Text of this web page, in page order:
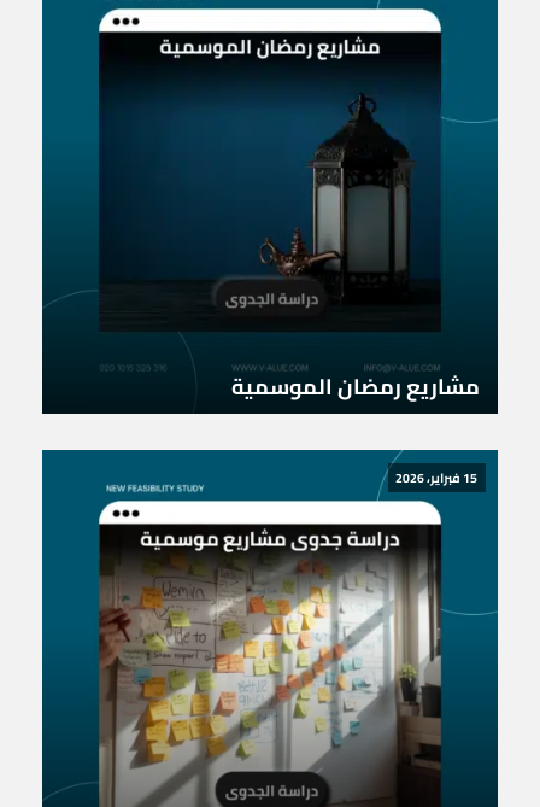
مشاريع رمضان الموسمية
15 فبراير، 2026